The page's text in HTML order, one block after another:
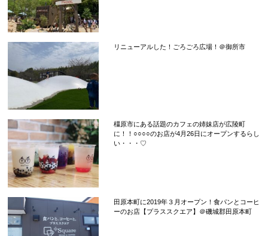
リニューアルした！ごろごろ広場！＠御所市
橿原市にある話題のカフェの姉妹店が広陵町
に！！○○○○のお店が4月26日にオープンするらし
い・・・♡
田原本町に2019年３月オープン！食パンとコーヒ
ーのお店【プラススクエア】＠磯城郡田原本町